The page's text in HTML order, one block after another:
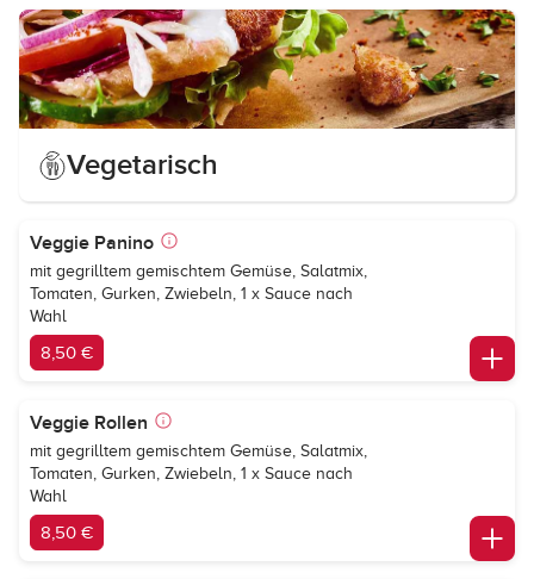
Vegetarisch
Veggie Panino
mit gegrilltem gemischtem Gemüse, Salatmix,
Tomaten, Gurken, Zwiebeln, 1 x Sauce nach
Wahl
8,50 €
Veggie Rollen
mit gegrilltem gemischtem Gemüse, Salatmix,
Tomaten, Gurken, Zwiebeln, 1 x Sauce nach
Wahl
8,50 €